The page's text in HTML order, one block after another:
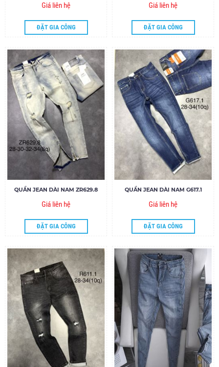
Giá liên hệ
ĐẶT GIA CÔNG
Giá liên hệ
ĐẶT GIA CÔNG
QUẦN JEAN DÀI NAM ZR629.8
Giá liên hệ
ĐẶT GIA CÔNG
QUẦN JEAN DÀI NAM G617.1
Giá liên hệ
ĐẶT GIA CÔNG